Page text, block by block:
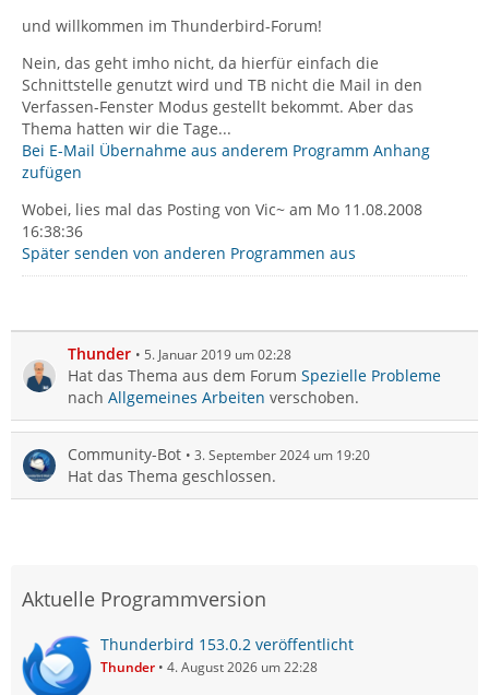
und willkommen im Thunderbird-Forum!
Nein, das geht imho nicht, da hierfür einfach die
Schnittstelle genutzt wird und TB nicht die Mail in den
Verfassen-Fenster Modus gestellt bekommt. Aber das
Thema hatten wir die Tage...
Bei E-Mail Übernahme aus anderem Programm Anhang
zufügen
Wobei, lies mal das Posting von Vic~ am Mo 11.08.2008
16:38:36
Später senden von anderen Programmen aus
Thunder 5. Januar 2019 um 02:28
Hat das Thema aus dem Forum Spezielle Probleme
nach Allgemeines Arbeiten verschoben.
Community-Bot 3. September 2024 um 19:20
Hat das Thema geschlossen.
Aktuelle Programmversion
Thunderbird 153.0.2 veröffentlicht
Thunder 4. August 2026 um 22:28